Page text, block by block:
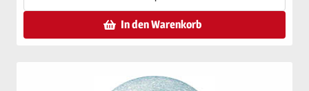
In den Warenkorb